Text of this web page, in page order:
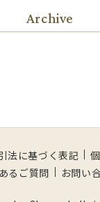
Archive
法に基づく表記
るご質問
お問い